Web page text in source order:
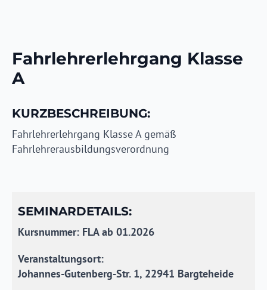
Fahrlehrerlehrgang Klasse
A
KURZBESCHREIBUNG:
Fahrlehrerlehrgang Klasse A gemäß
Fahrlehrerausbildungsverordnung
SEMINARDETAILS:
Kursnummer: FLA ab 01.2026
Veranstaltungsort:
Johannes-Gutenberg-Str. 1, 22941 Bargteheide